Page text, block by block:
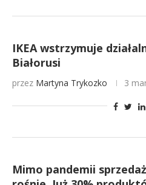
IKEA wstrzymuje
Białorusi
przez Martyna Trykozko 3
Mimo pandemii